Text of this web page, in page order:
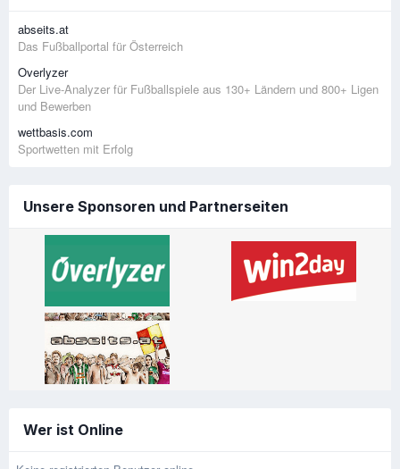
abseits.at
Das Fußballportal für Österreich
Overlyzer
Der Live-Analyzer für Fußballspiele aus 130+ Ländern und 800+ Ligen
und Bewerben
wettbasis.com
Sportwetten mit Erfolg
Unsere Sponsoren und Partnerseiten
Wer ist Online